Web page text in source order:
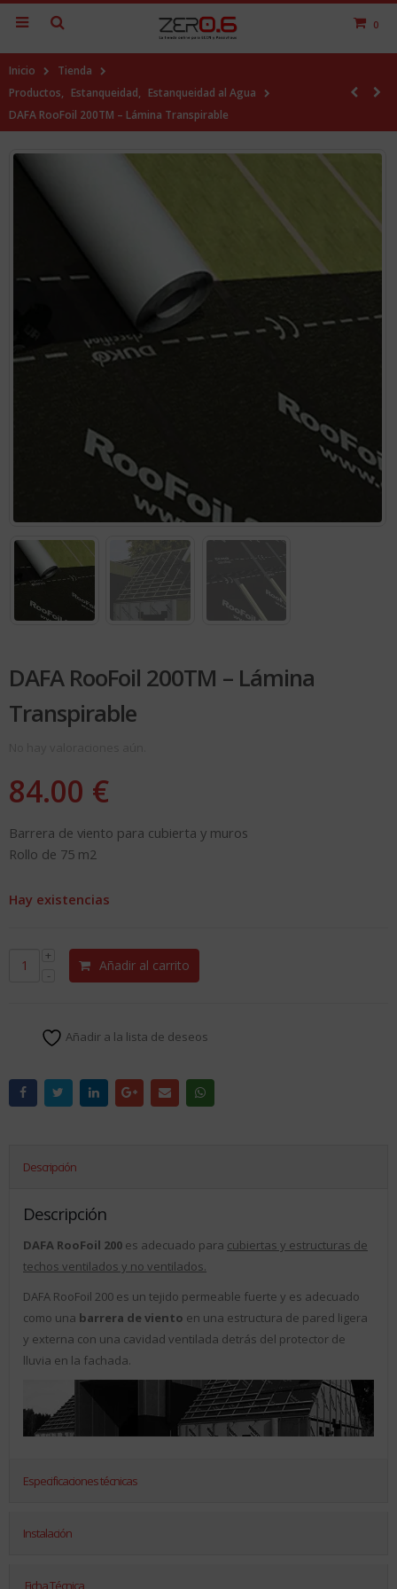
0
Inicio
Tienda
Productos, Estanqueidad, Estanqueidad al Agua
DAFA RooFoil 200TM – Lámina Transpirable
DAFA RooFoil 200TM – Lámina
Transpirable
84.00 €
Barrera de viento para cubierta y muros
Rollo de 75 m2
Hay existencias
Añadir al carrito
Añadir a la lista de deseos
Descripción
Descripción
DAFA RooFoil 200 es adecuado para cubiertas y estructuras de
techos ventilados y no ventilados.
DAFA RooFoil 200 es un tejido permeable fuerte y es adecuado
como una barrera de viento en una estructura de pared ligera
y externa con una cavidad ventilada detrás del protector de
lluvia en la fachada.
Especificaciones técnicas
Instalación
Ficha Técnica